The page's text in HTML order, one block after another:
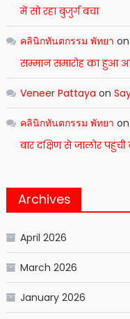
में सो रहा बुजुर्ग बचा
คลินิกทันตกรรม พัทยา on
सम्मान समारोह का हुआ
Veneer Pattaya on
คลินิกทันตกรรม พัทยา on
बार दक्षिण से जालोर
Archives
April 2026
March 2026
January 2026